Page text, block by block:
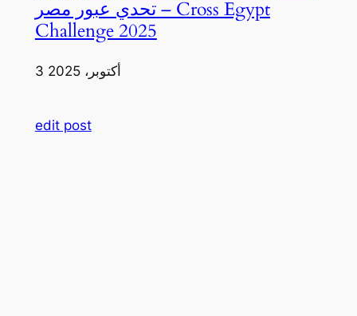
تحدي عبور مصر – Cross Egypt
Challenge 2025
3 أكتوبر، 2025
edit post